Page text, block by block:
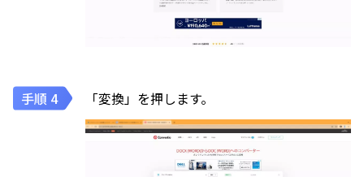
「変換」を押します。